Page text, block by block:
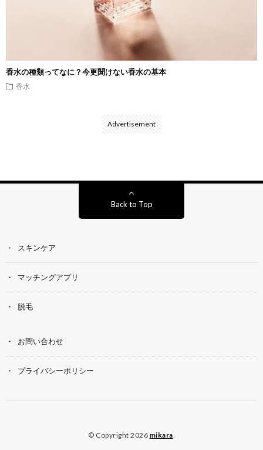
香水の種類ってなに？今更聞けない香水の基本
香水
Advertisement
Back to Top
スキンケア
マッチングアプリ
脱毛
お問い合わせ
プライバシーポリシー
© Copyright 2026 mikara.